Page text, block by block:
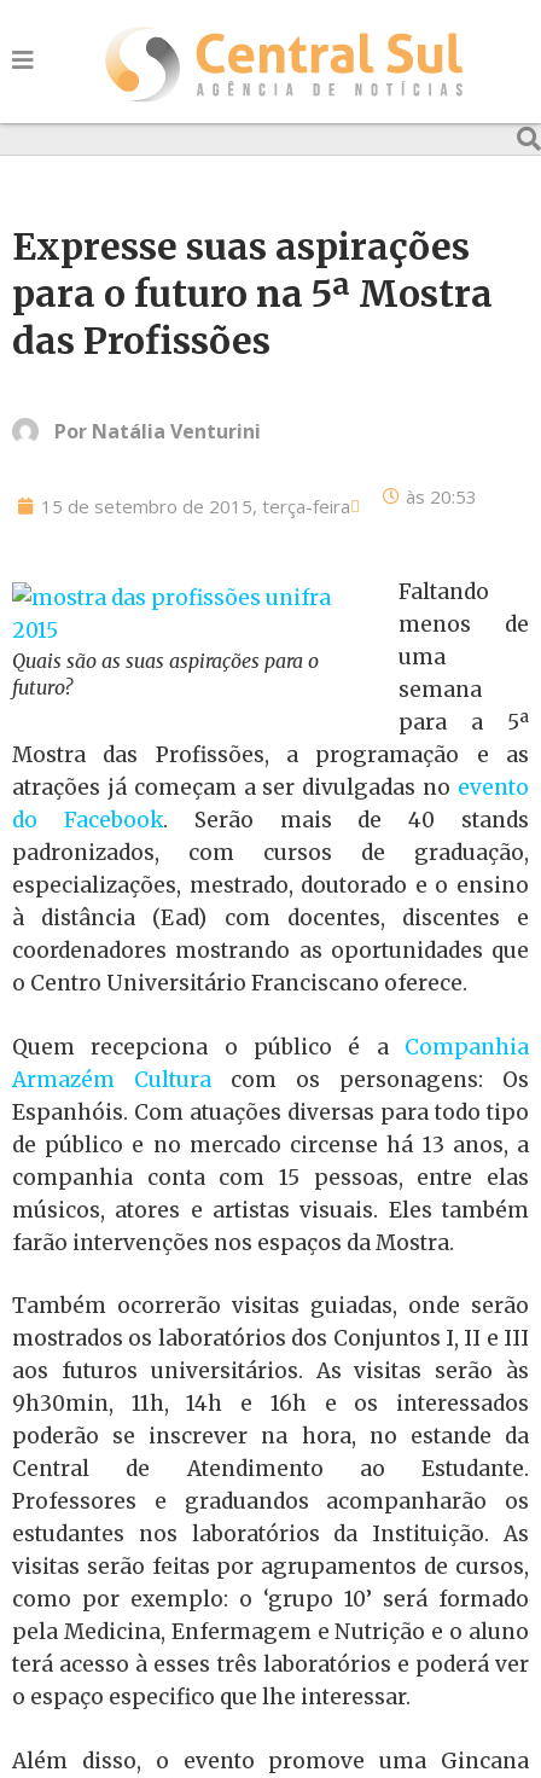
Expresse suas aspirações
para o futuro na 5ª Mostra
das Profissões
Por Natália Venturini
15 de setembro de 2015, terça-feira às 20:53
Quais são as suas aspirações para o
futuro?
Faltando
menos de
uma
semana
para a 5ª
Mostra das Profissões, a programação e as
atrações já começam a ser divulgadas no evento
do Facebook. Serão mais de 40 stands
padronizados, com cursos de graduação,
especializações, mestrado, doutorado e o ensino
à distância (Ead) com docentes, discentes e
coordenadores mostrando as oportunidades que
o Centro Universitário Franciscano oferece.
Quem recepciona o público é a Companhia
Armazém Cultura com os personagens: Os
Espanhóis. Com atuações diversas para todo tipo
de público e no mercado circense há 13 anos, a
companhia conta com 15 pessoas, entre elas
músicos, atores e artistas visuais. Eles também
farão intervenções nos espaços da Mostra.
Também ocorrerão visitas guiadas, onde serão
mostrados os laboratórios dos Conjuntos I, II e III
aos futuros universitários. As visitas serão às
9h30min, 11h, 14h e 16h e os interessados
poderão se inscrever na hora, no estande da
Central de Atendimento ao Estudante.
Professores e graduandos acompanharão os
estudantes nos laboratórios da Instituição. As
visitas serão feitas por agrupamentos de cursos,
como por exemplo: o ‘grupo 10’ será formado
pela Medicina, Enfermagem e Nutrição e o aluno
terá acesso à esses três laboratórios e poderá ver
o espaço especifico que lhe interessar.
Além disso, o evento promove uma Gincana